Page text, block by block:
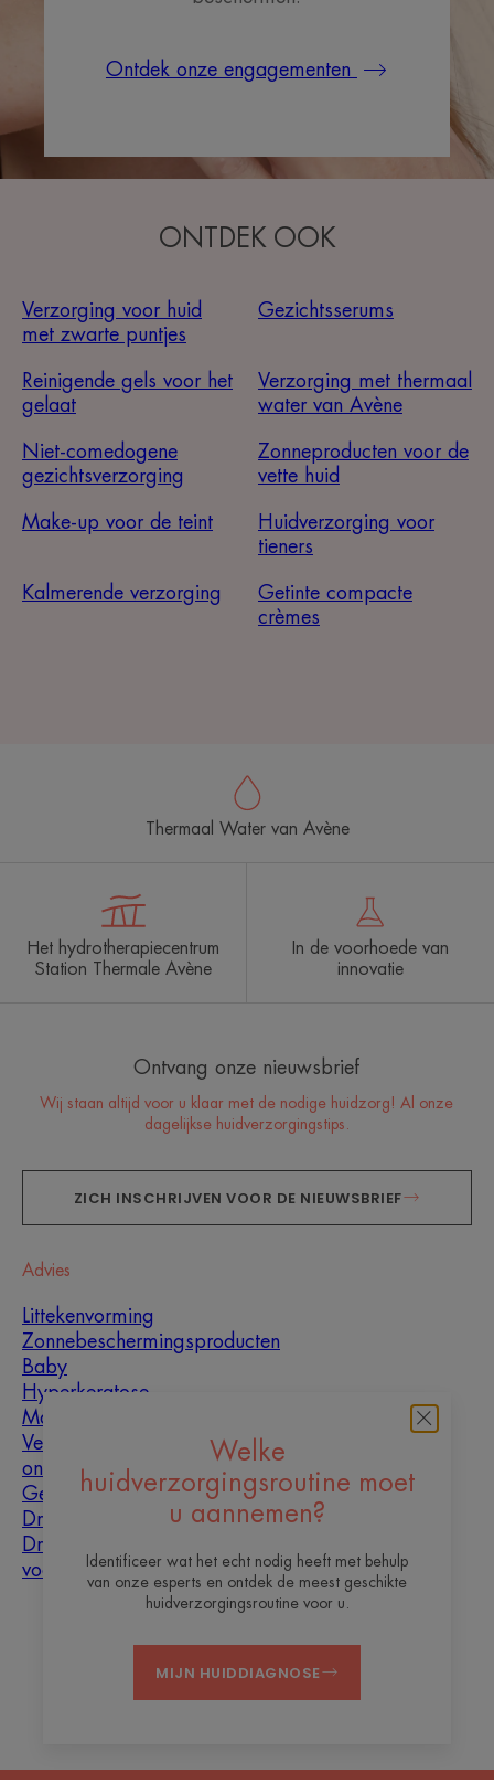
Ontdek onze engagementen
ONTDEK OOK
Verzorging voor huid
met zwarte puntjes
Gezichtsserums
Reinigende gels voor het
gelaat
Verzorging met thermaal
water van Avène
Niet-comedogene
gezichtsverzorging
Zonneproducten voor de
vette huid
Make-up voor de teint
Huidverzorging voor
tieners
Kalmerende verzorging
Getinte compacte
crèmes
Welke
huidverzorgingsroutine moet
u aannemen?
Identificeer wat het echt nodig heeft met behulp
van onze esperts en ontdek de meest geschikte
huidverzorgingsroutine voor u.
MIJN HUIDDIAGNOSE
Thermaal Water van Avène
Het hydrotherapiecentrum
Station Thermale Avène
In de voorhoede van
innovatie
Ontvang onze nieuwsbrief
Wij staan altijd voor u klaar met de nodige huidzorg! Al onze
dagelijkse huidverzorgingstips.
ZICH INSCHRIJVEN VOOR DE NIEUWSBRIEF
Advies
Littekenvorming
Zonnebeschermingsproducten
Baby
Hyperkeratose
Mannen
Vette huid met
oneffenheden
Gemengde huid
Droge huid
Droogheid en
vochtarme huid
Contact Veelgestelde vragen